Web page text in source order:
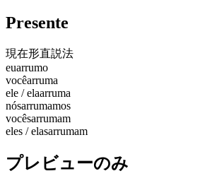
Presente
現在形直説法
euarrumo
vocêarruma
ele / elaarruma
nósarrumamos
vocêsarrumam
eles / elasarrumam
プレビューのみ